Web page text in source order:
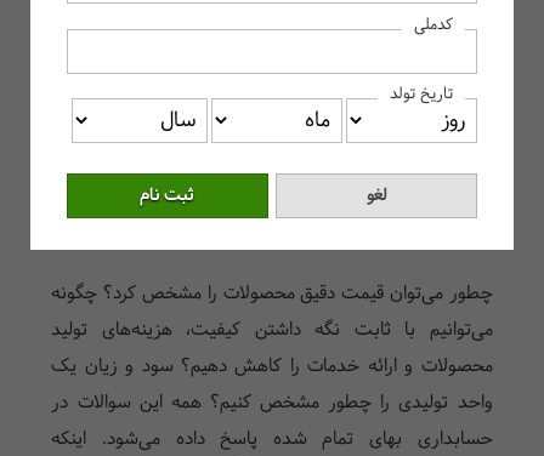
اهمیت حسابداری صنعتی
انواع هزینه‌های مستقیم و غیرمستقیم حسابداری بهای تمام شده
انواع گزارش‌های حسابداری صنعتی
مهم‌ترین نرم افزارهای حسابداری صنعتی
چطور می‌توان قیمت دقیق محصولات را مشخص کرد؟ چگونه
می‌توانیم با ثابت نگه داشتن کیفیت، هزینه‌های تولید
محصولات و ارائه خدمات را کاهش دهیم؟ سود و زیان یک
واحد تولیدی را چطور مشخص کنیم؟ همه این سوالات در
حسابداری بهای تمام شده پاسخ داده می‌شود. اینکه
کدملی
تاریخ تولد